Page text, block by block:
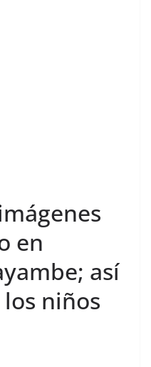
en
así
niños